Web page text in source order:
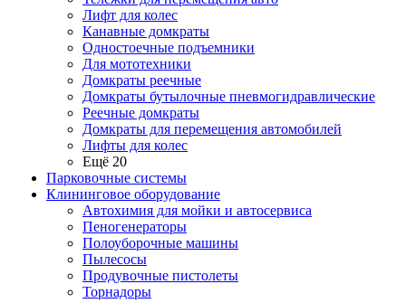
Лифт для колес
Канавные домкраты
Одностоечные подъемники
Для мототехники
Домкраты реечные
Домкраты бутылочные пневмогидравлические
Реечные домкраты
Домкраты для перемещения автомобилей
Лифты для колес
Ещё 20
Парковочные системы
Клининговое оборудование
Автохимия для мойки и автосервиса
Пеногенераторы
Полоуборочные машины
Пылесосы
Продувочные пистолеты
Торнадоры